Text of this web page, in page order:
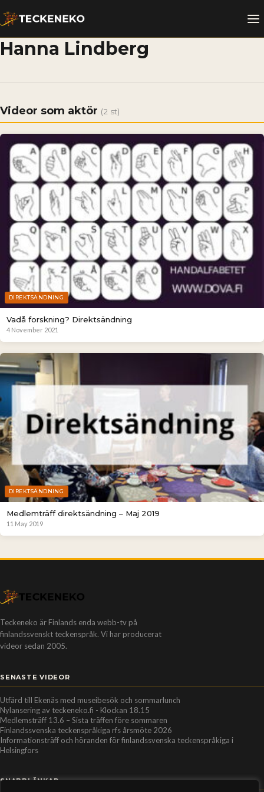
Hanna Lindberg
Videor som aktör (2 st)
DIREKTSÄNDNING
Vadå forskning? Direktsändning
4 November 2021
DIREKTSÄNDNING
Medlemträff direktsändning – Maj 2019
11 May 2019
Teckeneko är Finlands enda webb-tv på
finlandssvenskt teckenspråk. Vi har producerat
videor sedan 2005.
SENASTE VIDEOR
Utfärd till Ekenäs med museibesök och sommarlunch
Nylansering av teckeneko.fi - Klockan 18.15
Medlemsträff 13.6 – Sista träffen före sommaren
Finlandssvenska teckenspråkiga rfs årsmöte 2026
Informationsträff och höranden för finlandssvenska teckenspråkiga i
Helsingfors
SNABBLÄNKAR